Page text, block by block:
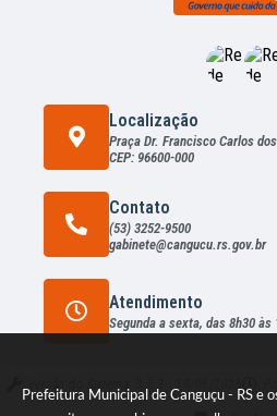
Prefeitura Municipal de Canguçu - RS e
Localização
Praça Dr. Francisco Carlos
CEP: 96600-000
Contato
(53) 3252-9500
gabinete@cangucu.rs.gov.br
Atendimento
Segunda a sexta, das 8h30 às